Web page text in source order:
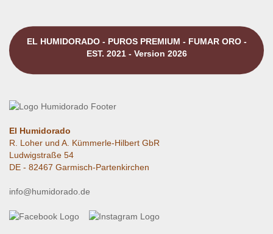
EL HUMIDORADO - PUROS PREMIUM - FUMAR ORO -
EST. 2021 - Version 2026
El Humidorado
R. Loher und A. Kümmerle-Hilbert GbR
Ludwigstraße 54
DE - 82467 Garmisch-Partenkirchen
info@humidorado.de